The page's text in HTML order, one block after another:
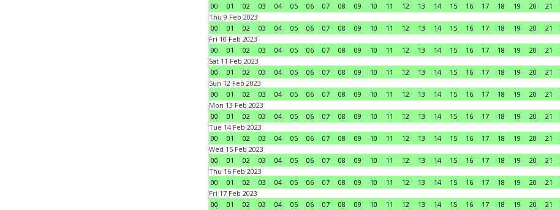
00
01 02 03 04 05 06 07 08 09 10 11 12 13 14 15 16 17 18 19 20 21
Thu 9 Feb 2023
00
01 02 03 04 05 06 07 08 09 10 11 12 13 14 15 16 17 18 19 20 21
Fri 10 Feb 2023
00
01 02 03 04 05 06 07 08 09 10 11 12 13 14 15 16 17 18 19 20 21
Sat 11 Feb 2023
00
01 02 03 04 05 06 07 08 09 10 11 12 13 14 15 16 17 18 19 20 21
Sun 12 Feb 2023
00
01 02 03 04 05 06 07 08 09 10 11 12 13 14 15 16 17 18 19 20 21
Mon 13 Feb 2023
00
01 02 03 04 05 06 07 08 09 10 11 12 13 14 15 16 17 18 19 20 21
Tue 14 Feb 2023
00
01 02 03 04 05 06 07 08 09 10 11 12 13 14 15 16 17 18 19 20 21
Wed 15 Feb 2023
00
01 02 03 04 05 06 07 08 09 10 11 12 13 14 15 16 17 18 19 20 21
Thu 16 Feb 2023
00
01 02 03 04 05 06 07 08 09 10 11 12 13 14 15 16 17 18 19 20 21
Fri 17 Feb 2023
00
01 02 03 04 05 06 07 08 09 10 11 12 13 14 15 16 17 18 19 20 21